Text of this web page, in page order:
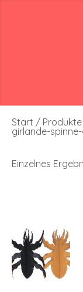
Start /
girlande-spinne-
Einzelnes